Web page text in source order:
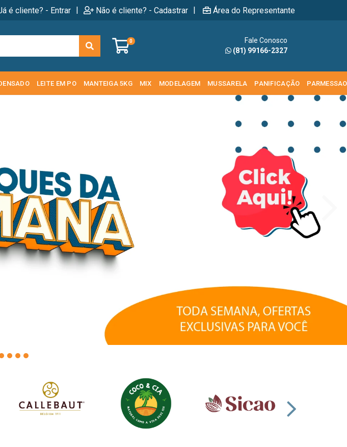
é cliente? - Entrar | Não é cliente? - Cadastrar | Área do Representante
0
Fale Conosco
(81) 99166-2327
LEITE EM PO MANTEIGA 5KG MIX MODELAGEM MUSSARELA PANIFICAÇÃO PARMESSAO